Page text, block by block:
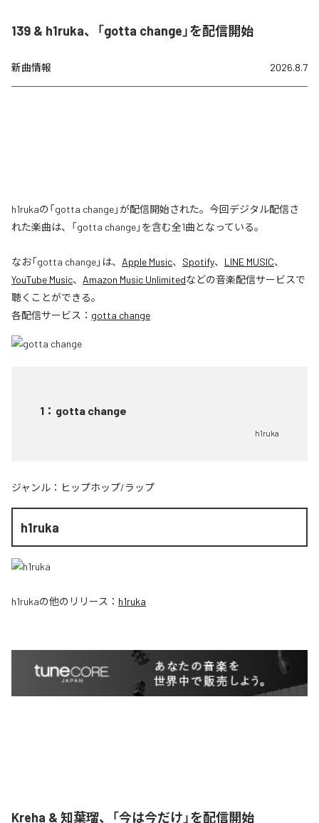
139 & h1ruka、「gotta change」を配信開始
新曲情報 2026.8.7
h1rukaの「gotta change」が配信開始された。今回デジタル配信さ
れた楽曲は、「gotta change」を含む全1曲となっている。
なお「gotta change」は、 Apple Music、 Spotify、 LINE MUSIC、
YouTube Music、 Amazon Music Unlimitedなどの音楽配信サービスで
聴くことができる。
各配信サービス： gotta change
1 ： gotta change
h1ruka
ジャンル： ヒップホップ/ラップ
h1ruka
h1rukaの他のリリース： h1ruka
Kreha & 知葉瑠、「今は今だけ」を配信開始